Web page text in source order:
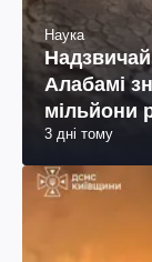
Наука
Алабамі
мільйони
3 дні тому